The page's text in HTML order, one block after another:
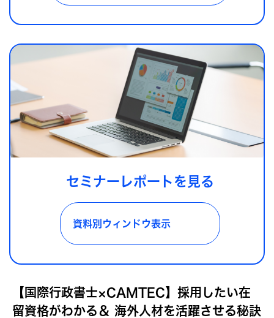
セミナーレポートを見る
資料別ウィンドウ表示
【国際行政書士×CAMTEC】採用したい在
留資格がわかる＆ 海外人材を活躍させる秘訣